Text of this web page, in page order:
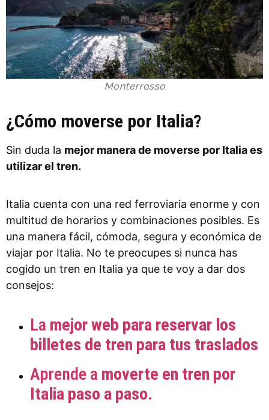
Monterrosso
¿Cómo moverse por Italia?
Sin duda la mejor manera de moverse por Italia es
utilizar el tren.
Italia cuenta con una red ferroviaria enorme y con
multitud de horarios y combinaciones posibles. Es
una manera fácil, cómoda, segura y económica de
viajar por Italia. No te preocupes si nunca has
cogido un tren en Italia ya que te voy a dar dos
consejos:
La mejor web para reservar los
billetes de tren para tus traslados
Aprende a moverte en tren por
Italia paso a paso.